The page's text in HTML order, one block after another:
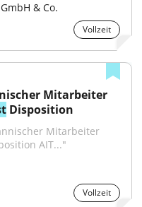
& Co.
Vollzeit
Mitarbeiter
Disposition
Mitarbeiter
AIT..."
Vollzeit